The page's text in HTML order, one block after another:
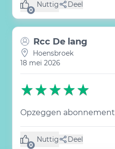
0
Nuttig
(0 like) Deel
Rcc De lang
Hoensbroek
18 mei 2026
Opzeggen abonnement
0
Nuttig
(0 like) Deel